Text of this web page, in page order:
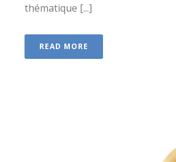
thématique [...]
READ MORE